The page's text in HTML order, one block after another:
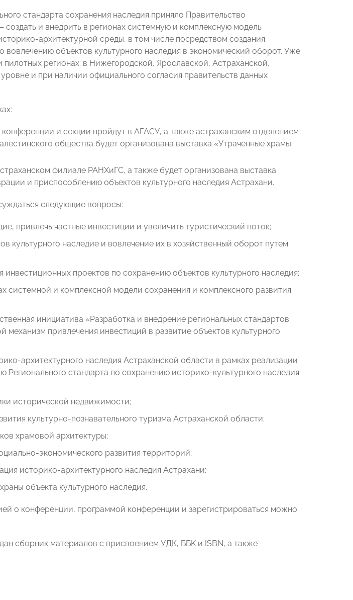
стандарта сохранения наследия приняло Правительство
и внедрить в регионах системную и комплексную модель
архитектурной среды, в том числе посредством создания
вовлечению объектов культурного наследия в экономический оборот. Уже
пилотных регионах: в Нижегородской, Ярославской, Астраханской,
и при наличии официального согласия правительств данных
и секции пройдут в АГАСУ, а также астраханским отделением
общества будет организована выставка «Утраченные храмы
филиале РАНХиГС, а также будет организована выставка
и приспособлению объектов культурного наследия Астрахани.
следующие вопросы:
привлечь частные инвестиции и увеличить туристический поток;
культурного наследие и вовлечение их в хозяйственный оборот путем
инвестиционных проектов по сохранению объектов культурного наследия;
системной и комплексной модели сохранения и комплексного развития
инициатива «Разработка и внедрение региональных стандартов
механизм привлечения инвестиций в развитие объектов культурного
архитектурного наследия Астраханской области в рамках реализации
Регионального стандарта по сохранению историко-культурного наследия
исторической недвижимости;
культурно-познавательного туризма Астраханской области;
храмовой архитектуры;
экономического развития территорий;
историко-архитектурного наследия Астрахани;
объекта культурного наследия.
о конференции, программой конференции и зарегистрироваться можно
сборник материалов с присвоением УДК, ББK и ISBN, а также